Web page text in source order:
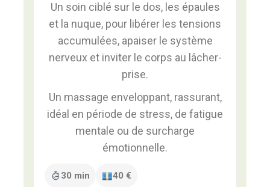
Un soin ciblé sur le dos, les épaules
et la nuque, pour libérer les tensions
accumulées, apaiser le système
nerveux et inviter le corps au lâcher-
prise.
Un massage enveloppant, rassurant,
idéal en période de stress, de fatigue
mentale ou de surcharge
émotionnelle.
30 min 40 €